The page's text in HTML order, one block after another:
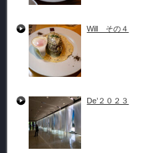
Will その４
De’２０２３